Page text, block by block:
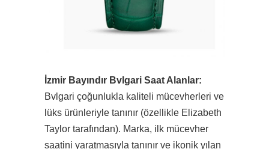
İzmir Bayındır Bvlgari Saat Alanlar:
Bvlgari çoğunlukla kaliteli mücevherleri ve
lüks ürünleriyle tanınır (özellikle Elizabeth
Taylor tarafından). Marka, ilk mücevher
saatini yaratmasıyla tanınır ve ikonik yılan